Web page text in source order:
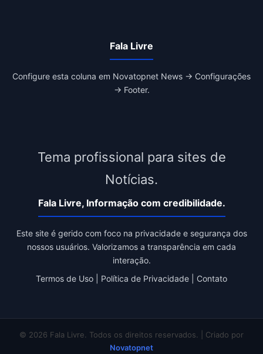
Fala Livre
Configure esta coluna em Novatopnet News → Configurações
→ Footer.
Tema profissional para sites de
Notícias.
Fala Livre, Informação com credibilidade.
Este site é gerido com foco na privacidade e segurança dos
nossos usuários. Valorizamos a transparência em cada
interação.
Termos de Uso
Política de Privacidade Contato
© 2026 Fala Livre. Todos os direitos reservados. | Criado por
Novatopnet